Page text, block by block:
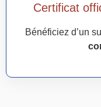
Certificat
Bénéficiez d’un